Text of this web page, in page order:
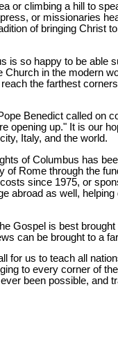
or climbing a hill to
or missionaries
of bringing Christ
is so happy to be able
in the modern
the farthest
Benedict called on
opening up." It is our
Italy, and the world.
of Columbus has
Rome through the
since 1975, or
abroad as well,
Gospel is best
can be brought to a
for us to teach all
to every corner of
been possible, and